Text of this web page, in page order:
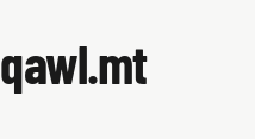
qawl.mt